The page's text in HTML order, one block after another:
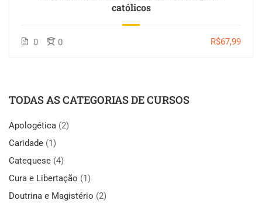
católicos
0 0 R$67,99
TODAS AS CATEGORIAS DE CURSOS
Apologética (2)
Caridade (1)
Catequese (4)
Cura e Libertação (1)
Doutrina e Magistério (2)